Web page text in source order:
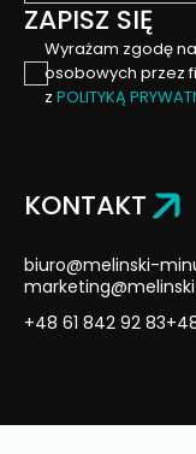
ZAPISZ SIĘ
Wyrażam zgodę
osobowych przez
z POLITYKĄ
KONTAKT
biuro@melinski-
+48 61 842 92 83